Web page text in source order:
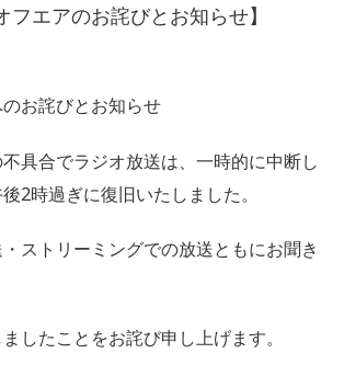
フエアのお詫びとお知らせ】
お詫びとお知らせ
具合でラジオ放送は、一時的に中断し
2時過ぎに復旧いたしました。
ストリーミングでの放送ともにお聞き
したことをお詫び申し上げます。